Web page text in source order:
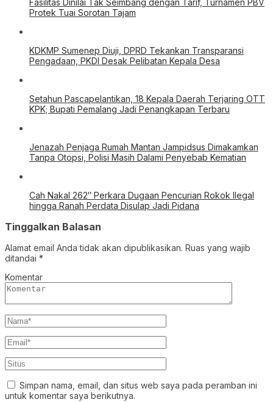
Protek Tuai Sorotan Tajam
KDKMP Sumenep Diuji, DPRD Tekankan Transparansi
Pengadaan, PKDI Desak Pelibatan Kepala Desa
Setahun Pascapelantikan, 18 Kepala Daerah Terjaring OTT
KPK; Bupati Pemalang Jadi Penangkapan Terbaru
Jenazah Penjaga Rumah Mantan Jampidsus Dimakamkan
Tanpa Otopsi, Polisi Masih Dalami Penyebab Kematian
Cah Nakal 262″ Perkara Dugaan Pencurian Rokok Ilegal
hingga Ranah Perdata Disulap Jadi Pidana
Tinggalkan Balasan
Alamat email Anda tidak akan dipublikasikan. Ruas yang wajib
ditandai *
Komentar
Simpan nama, email, dan situs web saya pada peramban ini
untuk komentar saya berikutnya.